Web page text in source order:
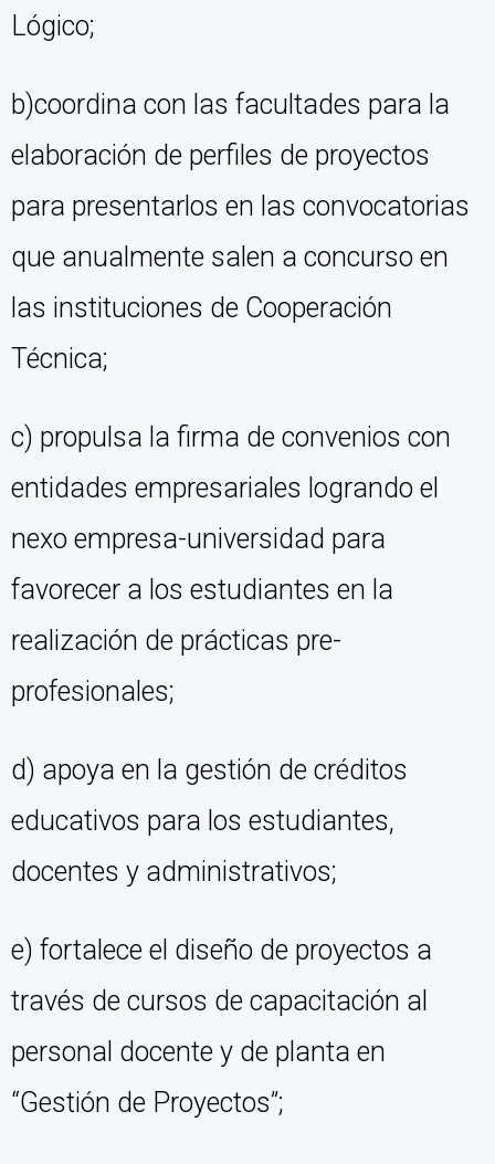
Lógico;
b)coordina con las facultades para la
elaboración de perfiles de proyectos
para presentarlos en las convocatorias
que anualmente salen a concurso en
las instituciones de Cooperación
Técnica;
c) propulsa la firma de convenios con
entidades empresariales logrando el
nexo empresa-universidad para
favorecer a los estudiantes en la
realización de prácticas pre-
profesionales;
d) apoya en la gestión de créditos
educativos para los estudiantes,
docentes y administrativos;
e) fortalece el diseño de proyectos a
través de cursos de capacitación al
personal docente y de planta en
“Gestión de Proyectos”;